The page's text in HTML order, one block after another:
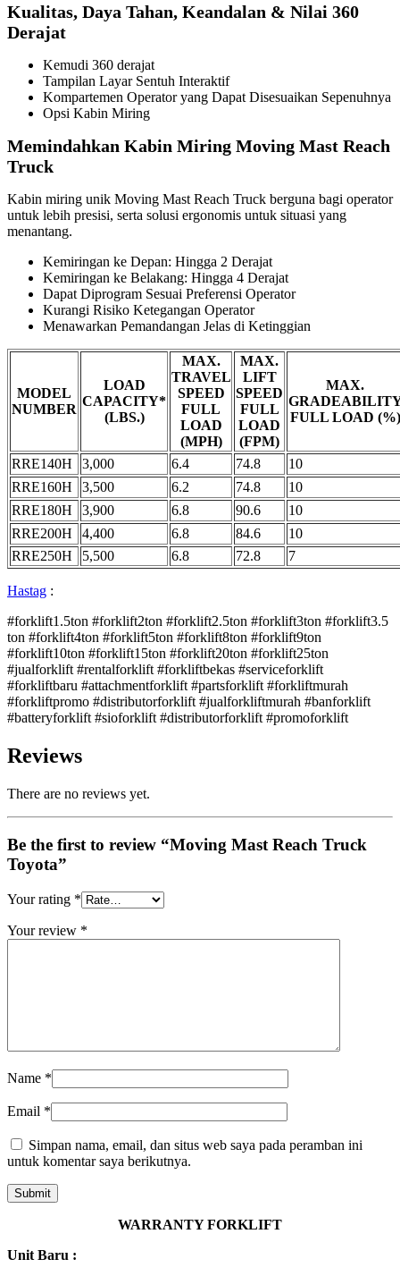
Kualitas, Daya Tahan, Keandalan & Nilai 360
Derajat
Kemudi 360 derajat
Tampilan Layar Sentuh Interaktif
Kompartemen Operator yang Dapat Disesuaikan Sepenuhnya
Opsi Kabin Miring
Memindahkan Kabin Miring Moving Mast Reach
Truck
Kabin miring unik Moving Mast Reach Truck berguna bagi operator
untuk lebih presisi, serta solusi ergonomis untuk situasi yang
menantang.
Kemiringan ke Depan: Hingga 2 Derajat
Kemiringan ke Belakang: Hingga 4 Derajat
Dapat Diprogram Sesuai Preferensi Operator
Kurangi Risiko Ketegangan Operator
Menawarkan Pemandangan Jelas di Ketinggian
MODEL
NUMBER
LOAD
CAPACITY*
(LBS.)
MAX.
TRAVEL
SPEED
FULL
LOAD
(MPH)
MAX.
LIFT
SPEED
FULL
LOAD
(FPM)
MAX.
FULL LOAD (%)
RRE140H 3,000 6.4 74.8
10
RRE160H
3,500 6.2 74.8
10
RRE180H
3,900 6.8 90.6
10
RRE200H
4,400 6.8 84.6
10
RRE250H
5,500 6.8 72.8 7
Hastag :
#forklift1.5ton #forklift2ton #forklift2.5ton #forklift3ton #forklift3.5
ton #forklift4ton #forklift5ton #forklift8ton #forklift9ton
#forklift10ton #forklift15ton #forklift20ton #forklift25ton
#jualforklift #rentalforklift #forkliftbekas #serviceforklift
#forkliftbaru #attachmentforklift #partsforklift #forkliftmurah
#forkliftpromo #distributorforklift #jualforkliftmurah #banforklift
#batteryforklift #sioforklift #distributorforklift #promoforklift
Reviews
There are no reviews yet.
Be the first to review “Moving Mast Reach Truck
Toyota”
Your rating *
Your review *
Name *
Email *
Simpan nama, email, dan situs web saya pada peramban ini
untuk komentar saya berikutnya.
WARRANTY FORKLIFT
Unit Baru :